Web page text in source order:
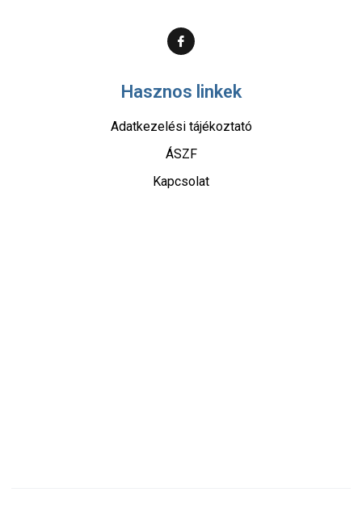
Hasznos linkek
Adatkezelési tájékoztató
ÁSZF
Kapcsolat